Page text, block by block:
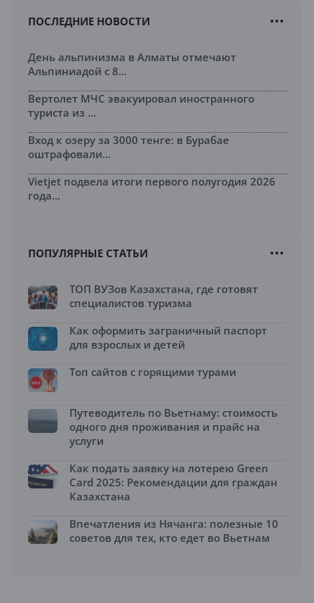
ПОСЛЕДНИЕ НОВОСТИ
День альпинизма в Алматы отмечают
Альпиниадой с 8...
Вертолет МЧС эвакуировал иностранного
туриста из ...
Вход к озеру за 3000 тенге: в Бурабае
оштрафовали...
Vietjet подвела итоги первого полугодия 2026
года...
ПОПУЛЯРНЫЕ СТАТЬИ
ТОП ВУЗов Казахстана, где готовят
специалистов туризма
Как оформить заграничный паспорт
для взрослых и детей
Топ сайтов с горящими турами
Путеводитель по Вьетнаму: стоимость
одного дня проживания и прайс на
услуги
Как подать заявку на лотерею Green
Card 2025: Рекомендации для граждан
Казахстана
Впечатления из Нячанга: полезные 10
советов для тех, кто едет во Вьетнам